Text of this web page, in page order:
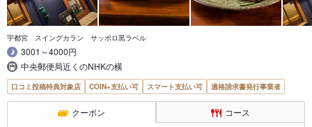
宇都宮 スイングカラン サッポロ黒ラベル
3001～4000円
中央郵便局近くのNHKの横
口コミ投稿特典対象店 COIN+支払い可 スマート支払い可 適格請求書発行事業者
クーポン コース